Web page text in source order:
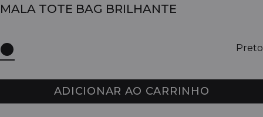
MALA TOTE BAG BRILHANTE
Preto
ADICIONAR AO CARRINHO